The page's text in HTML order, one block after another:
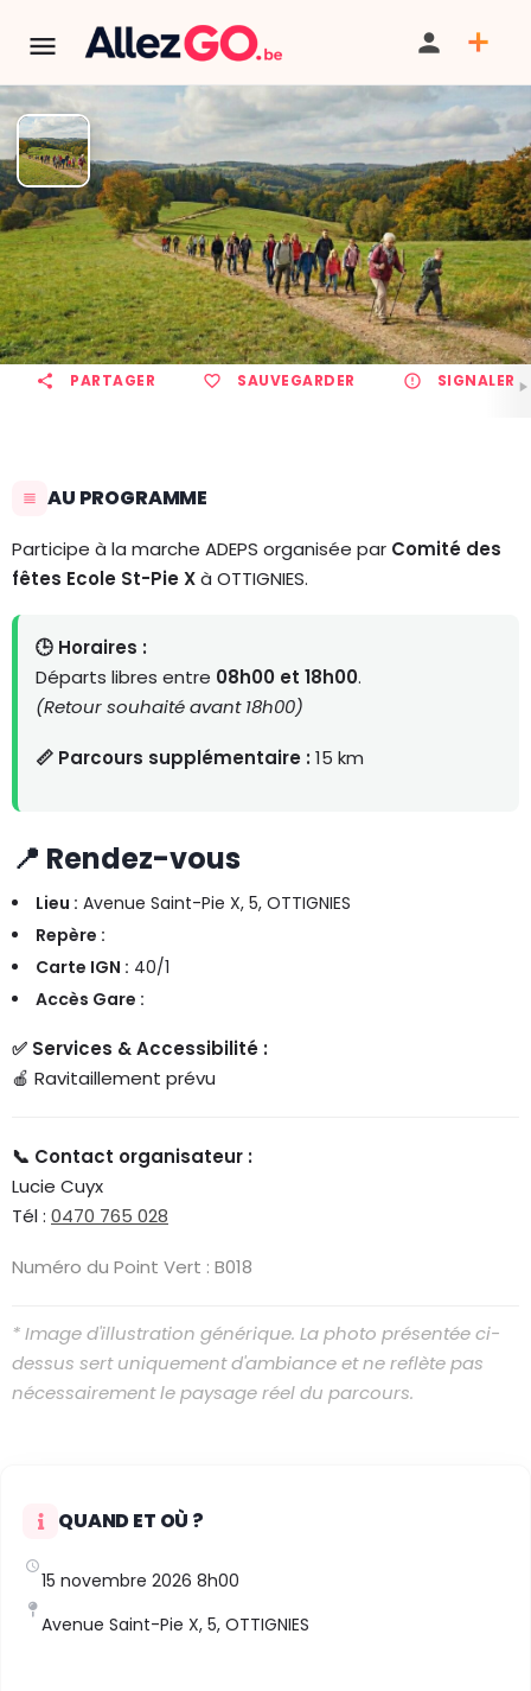
Marche ADEPS à OTTIGNIES
TÉLÉPHONE
PARTAGER SAUVEGARDER SIGNALER
AU PROGRAMME
Participe à la marche ADEPS organisée par Comité des
fêtes Ecole St-Pie Xà OTTIGNIES.
🕒 Horaires :
Départs libres entre 08h00 et 18h00.
(Retour souhaité avant 18h00)
📏 Parcours supplémentaire :15 km
📍 Rendez-vous
Lieu : Avenue Saint-Pie X, 5, OTTIGNIES
Repère :
Carte IGN : 40/1
Accès Gare :
✅ Services & Accessibilité :
🍎 Ravitaillement prévu
📞 Contact organisateur :
Lucie Cuyx
Tél : 0470 765 028
Numéro du Point Vert : B018
* Image d'illustration générique. La photo présentée ci-
dessus sert uniquement d'ambiance et ne reflète pas
nécessairement le paysage réel du parcours.
QUAND ET OÙ ?
15 novembre 2026 8h00
Avenue Saint-Pie X, 5, OTTIGNIES